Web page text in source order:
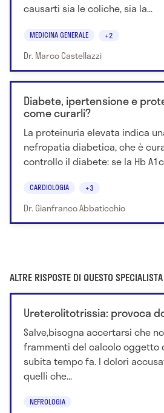
causarti sia le coliche, sia la...
MEDICINA GENERALE +2
Dr. Marco Castellazzi
Diabete, ipertensione e
come curarli?
La proteinuria elevata indica
nefropatia diabetica, che è
controllo il diabete: se la Hb
CARDIOLOGIA +3
Dr. Gianfranco Abbaticchio
ALTRE RISPOSTE DI QUESTO SPECIALISTA
Ureterolitotrissia: provoca
Salve,bisogna accertarsi che
frammenti del calcolo oggetto
subita tempo fa. I dolori
quelli che...
NEFROLOGIA